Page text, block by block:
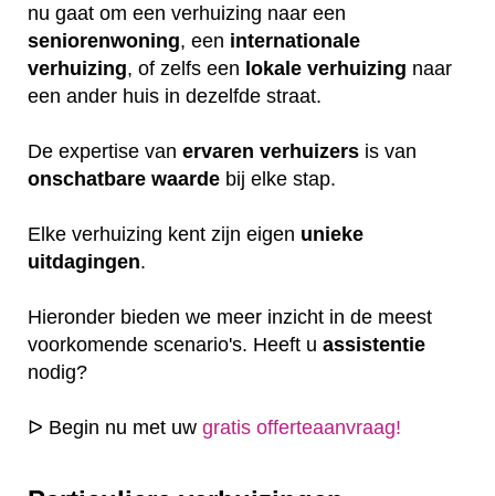
nu gaat om een verhuizing naar een
seniorenwoning, een internationale
verhuizing, of zelfs een lokale verhuizing naar
een ander huis in dezelfde straat.
De expertise van ervaren verhuizers is van
onschatbare waarde bij elke stap.
Elke verhuizing kent zijn eigen unieke
uitdagingen.
Hieronder bieden we meer inzicht in de meest
voorkomende scenario's. Heeft u assistentie
nodig?
ᐅ Begin nu met uw gratis offerteaanvraag!